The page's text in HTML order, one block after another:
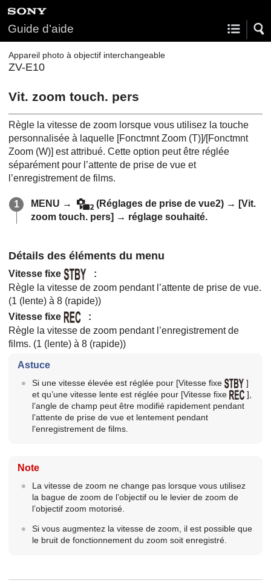
Guide d’aide
Appareil photo à objectif interchangeable
ZV-E10
Vit. zoom touch. pers
Règle la vitesse de zoom lorsque vous utilisez la touche
personnalisée à laquelle [Fonctmnt Zoom (T)]/[Fonctmnt
Zoom (W)] est attribué. Cette option peut être réglée
séparément pour l’attente de prise de vue et
l’enregistrement de films.
MENU → (Réglages de prise de vue2) → [Vit.
zoom touch. pers] → réglage souhaité.
Détails des éléments du menu
Vitesse fixe
:
Règle la vitesse de zoom pendant l’attente de prise de vue.
(1 (lente) à 8 (rapide))
Vitesse fixe
:
Règle la vitesse de zoom pendant l’enregistrement de
films. (1 (lente) à 8 (rapide))
Astuce
Si une vitesse élevée est réglée pour [Vitesse fixe
]
et qu’une vitesse lente est réglée pour [Vitesse fixe ]
l’angle de champ peut être modifié rapidement pendant
l’attente de prise de vue et lentement pendant
l’enregistrement de films.
Note
La vitesse de zoom ne change pas lorsque vous utilisez
la bague de zoom de l’objectif ou le levier de zoom de
l’objectif zoom motorisé.
Si vous augmentez la vitesse de zoom, il est possible que
le bruit de fonctionnement du zoom soit enregistré.